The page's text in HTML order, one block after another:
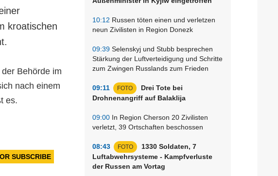
10:12 Russen töten einen und verletzen
neun Zivilisten in Region Donezk
09:39 Selenskyj und Stubb besprechen
Stärkung der Luftverteidigung und Schritte
zum Zwingen Russlands zum Frieden
09:11 FOTO
Drei Tote bei
Drohnenangriff auf Balaklija
09:00 In Region Cherson 20 Zivilisten
verletzt, 39 Ortschaften beschossen
08:43 FOTO
1330 Soldaten, 7
Luftabwehrsysteme - Kampfverluste
der Russen am Vortag
kroatischen
Behörde im
nach einem
es.
SUBSCRIBE